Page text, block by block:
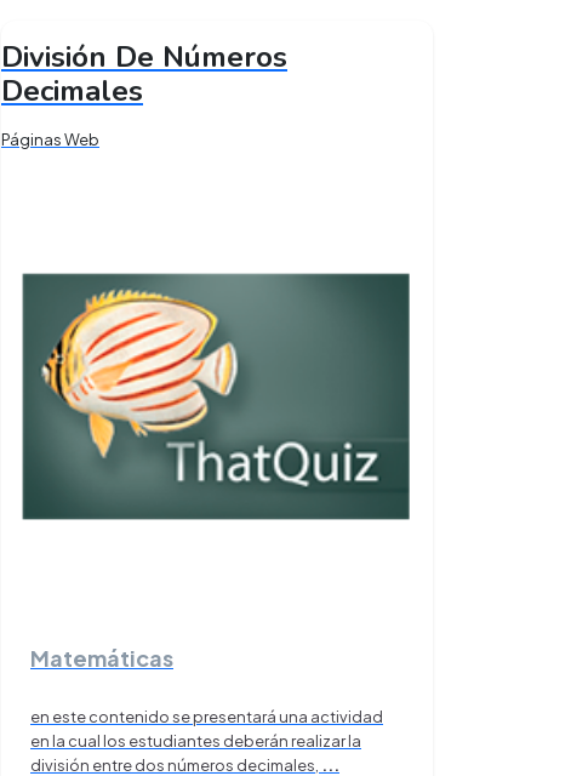
División De Números
Decimales
Páginas Web
Matemáticas
en este contenido se presentará una actividad
en la cual los estudiantes deberán realizar la
división entre dos números decimales, ...